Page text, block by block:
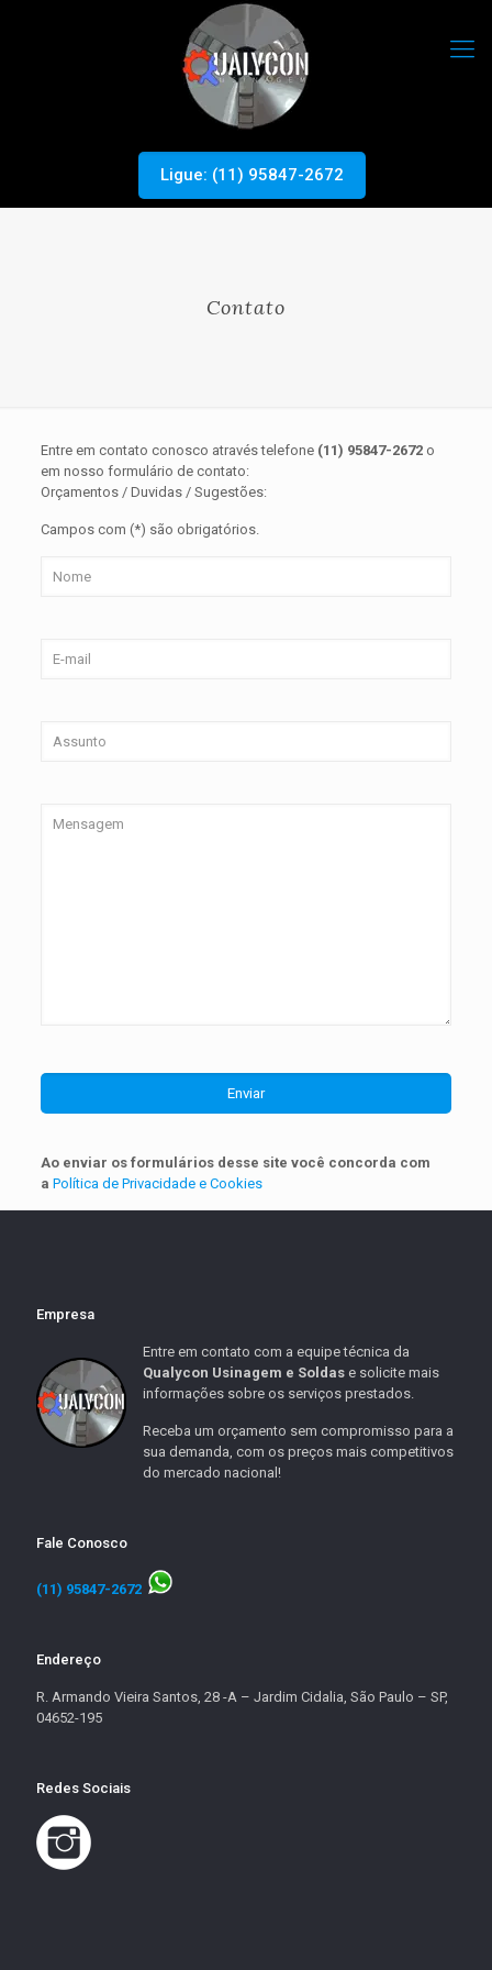
Ligue: (11) 95847-2672
Contato
Entre em contato conosco através telefone (11) 95847-2672o
em nosso formulário de contato:
Orçamentos / Duvidas / Sugestões:
Campos com (*) são obrigatórios.
Ao enviar os formulários desse site você concorda com
a Política de Privacidade e Cookies
Empresa
Entre em contato com a equipe técnica da
Qualycon Usinagem e Soldas e solicite mais
informações sobre os serviços prestados.
Receba um orçamento sem compromisso para a
sua demanda, com os preços mais competitivos
do mercado nacional!
Fale Conosco
(11) 95847-2672
Endereço
R. Armando Vieira Santos, 28 -A – Jardim Cidalia, São Paulo – SP,
04652-195
Redes Sociais